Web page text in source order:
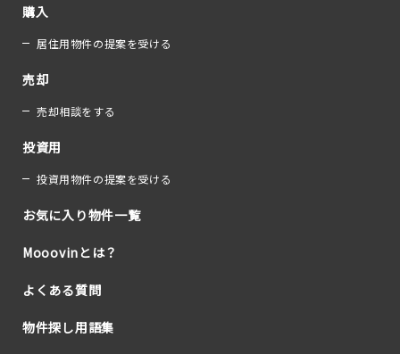
購入
居住用物件の提案を受ける
売却
売却相談をする
投資用
投資用物件の提案を受ける
お気に入り物件一覧
Mooovinとは？
よくある質問
物件探し用語集